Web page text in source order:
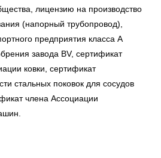
лицензию на производство
(напорный трубопровод),
предприятия класса A
завода BV, сертификат
ковки, сертификат
стальных поковок для сосудов
члена Ассоциации